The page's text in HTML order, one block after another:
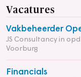
Vacatures
Vakbeheerder
JS Consultancy in
Voorburg
Financials